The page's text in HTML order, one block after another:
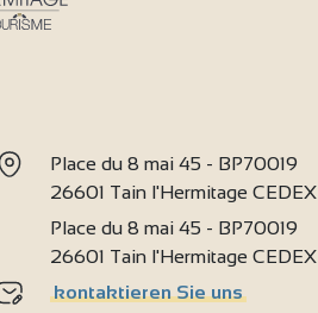
Place du 8 mai 45 - BP70019
26601 Tain l'Hermitage CEDEX
Place du 8 mai 45 - BP70019
26601 Tain l'Hermitage CEDEX
kontaktieren Sie uns